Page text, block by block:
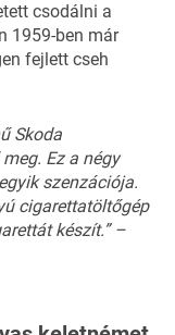
csodálni a
1959-ben már
fejlett cseh
Skoda
meg. Ez a négy
egyikszenzációja.
cigarettatöltőgép
készít.” –